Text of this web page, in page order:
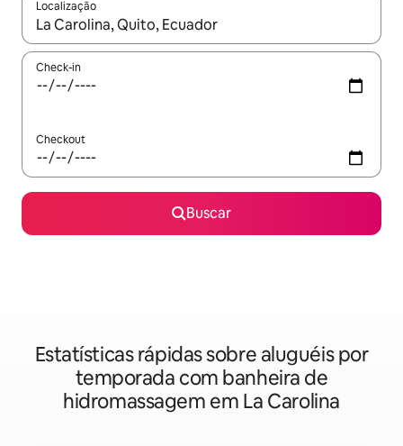
Localização
Quando os resultados estiverem disponíveis, explore-os
Check-in
Checkout
Buscar
Estatísticas rápidas sobre aluguéis por
temporada com banheira de
hidromassagem em La Carolina